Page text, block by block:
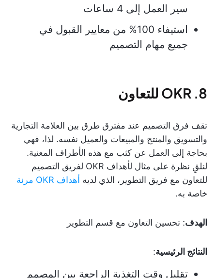
سير العمل إلى 4 ساعات
استيفاء 100% من معايير القبول في
جميع مهام التصميم
8. OKR للتعاون
تقف فرق التصميم عند مفترق طرق بين العلامة التجارية
والتسويق والمنتج والمبيعات والعميل نفسه. لذا، فهي
بحاجة إلى العمل عن كثب مع هذه الأطراف المعنية.
لنلقِ نظرة على مثال لأهداف OKR لفريق التصميم
للتعاون مع فريق التطوير، الذي لديه أهداف OKR مرنة
خاصة به.
الهدف: تحسين التعاون مع قسم التطوير
النتائج الرئيسية:
تقليل وقت التغذية الراجعة بين المصمم